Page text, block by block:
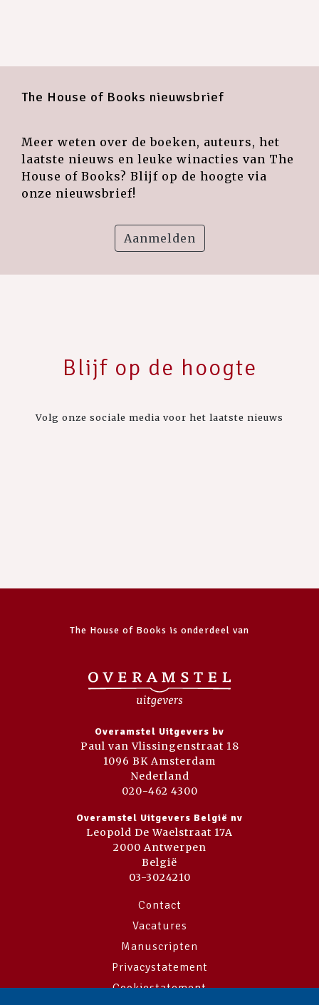
The House of Books nieuwsbrief
Meer weten over de boeken, auteurs, het
laatste nieuws en leuke winacties van The
House of Books? Blijf op de hoogte via
onze nieuwsbrief!
Aanmelden
Blijf op de hoogte
Volg onze sociale media voor het laatste nieuws
The House of Books is onderdeel van
Overamstel Uitgevers bv
Paul van Vlissingenstraat 18
1096 BK Amsterdam
Nederland
020-462 4300
Overamstel Uitgevers België nv
Leopold De Waelstraat 17A
2000 Antwerpen
België
03-3024210
Contact
Vacatures
Manuscripten
Privacystatement
Cookiestatement